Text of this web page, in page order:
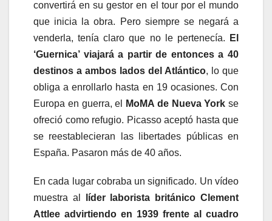
convertirá en su gestor en el tour por el mundo
que inicia la obra. Pero siempre se negará a
venderla, tenía claro que no le pertenecía.
El
‘Guernica’ viajará a partir de entonces a 40
destinos a ambos lados del Atlántico, lo que
obliga a enrollarlo hasta en 19 ocasiones. Con
Europa en guerra, el
MoMA de Nueva York se
ofreció como refugio. Picasso aceptó hasta que
se reestablecieran las libertades públicas en
España. Pasaron más de 40 años.
En cada lugar cobraba un significado. Un vídeo
muestra al
líder laborista británico Clement
Attlee advirtiendo en 1939 frente al cuadro